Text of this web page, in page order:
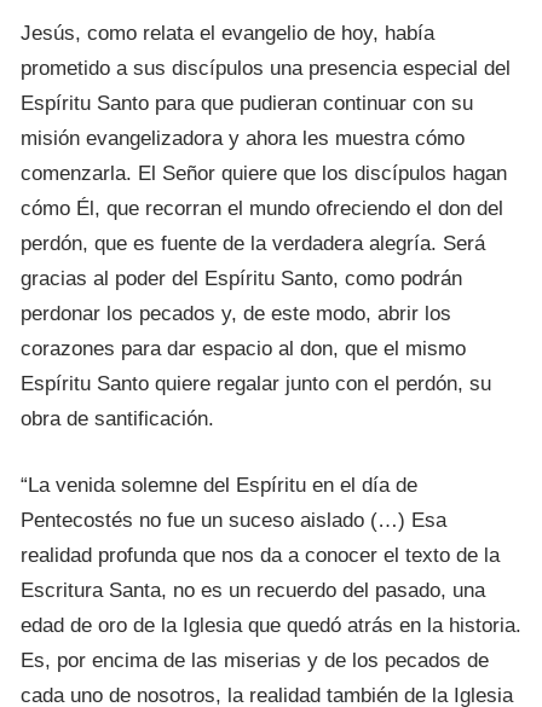
Jesús, como relata el evangelio de hoy, había
prometido a sus discípulos una presencia especial del
Espíritu Santo para que pudieran continuar con su
misión evangelizadora y ahora les muestra cómo
comenzarla. El Señor quiere que los discípulos hagan
cómo Él, que recorran el mundo ofreciendo el don del
perdón, que es fuente de la verdadera alegría. Será
gracias al poder del Espíritu Santo, como podrán
perdonar los pecados y, de este modo, abrir los
corazones para dar espacio al don, que el mismo
Espíritu Santo quiere regalar junto con el perdón, su
obra de santificación.
“La venida solemne del Espíritu en el día de
Pentecostés no fue un suceso aislado (…) Esa
realidad profunda que nos da a conocer el texto de la
Escritura Santa, no es un recuerdo del pasado, una
edad de oro de la Iglesia que quedó atrás en la historia.
Es, por encima de las miserias y de los pecados de
cada uno de nosotros, la realidad también de la Iglesia